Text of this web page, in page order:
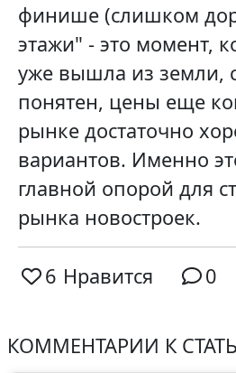
финише (слишком
этажи" - это момент,
уже вышла из земли,
понятен, цены еще
рынке достаточно
вариантов. Именно
главной опорой для
рынка новостроек.
6 Нравится 0
КОММЕНТАРИИ К